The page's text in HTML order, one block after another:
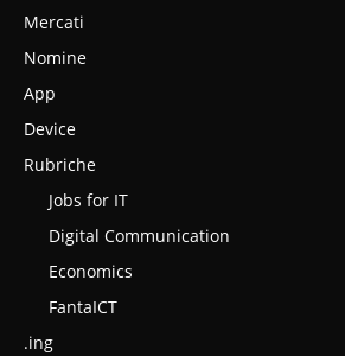
Mercati
Nomine
App
Device
Rubriche
Jobs for IT
Digital Communication
Economics
FantaICT
.ing